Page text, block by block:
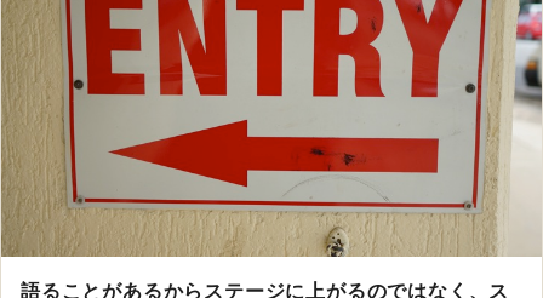
語ることがあるからステージに上がるのではなく、ス